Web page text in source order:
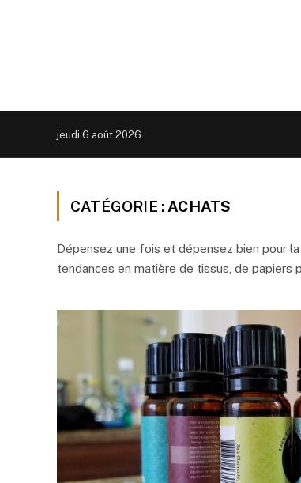
jeudi 6 août 2026
CATÉGORIE : ACHATS
Dépensez une fois et dépensez bien pour
tendances en matière de tissus, de papiers